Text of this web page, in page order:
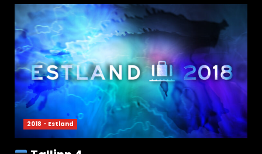
2018 - Estland